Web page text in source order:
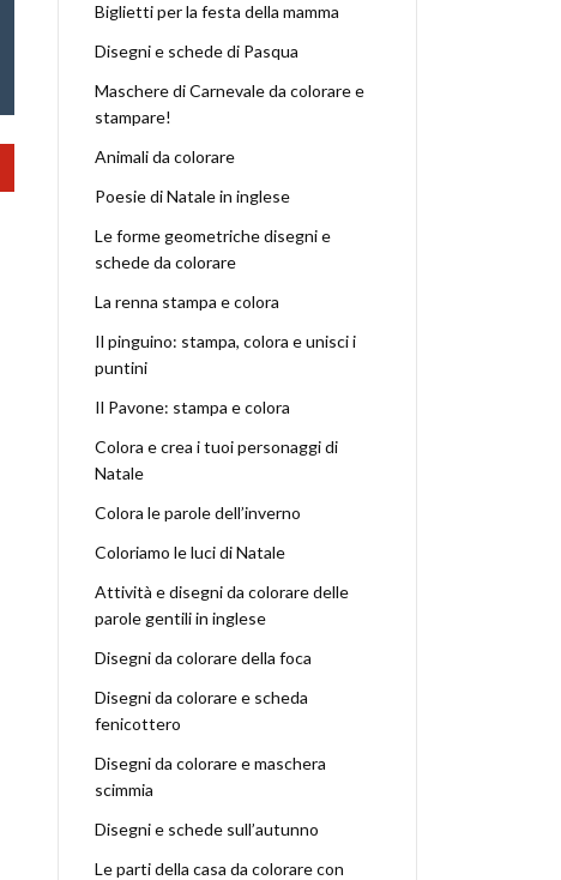
Biglietti per la festa della mamma
Disegni e schede di Pasqua
Maschere di Carnevale da colorare e
stampare!
Animali da colorare
Poesie di Natale in inglese
Le forme geometriche disegni e
schede da colorare
La renna stampa e colora
Il pinguino: stampa, colora e unisci i
puntini
Il Pavone: stampa e colora
Colora e crea i tuoi personaggi di
Natale
Colora le parole dell’inverno
Coloriamo le luci di Natale
Attività e disegni da colorare delle
parole gentili in inglese
Disegni da colorare della foca
Disegni da colorare e scheda
fenicottero
Disegni da colorare e maschera
scimmia
Disegni e schede sull’autunno
Le parti della casa da colorare con